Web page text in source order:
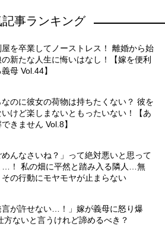
記事ランキング
を卒業してノーストレス！ 離婚から始
の新たな人生に悔いはなし！【嫁を便利
母 Vol.44】
のに彼女の荷物は持ちたくない？ 彼を
けど楽しまないともったいない！【あ
きません Vol.8】
めんなさいね？」って絶対悪いと思って
…！ 私の畑に平然と踏み入る隣人…無
の行動にモヤモヤが止まらない
言が許せない…！」嫁が義母に怒り爆
方ないと言うけれど諦めるべき？